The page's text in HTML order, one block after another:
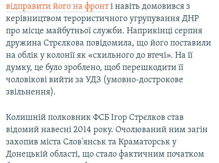
відправити його на фронті навіть домовився з
керівництвом терористичного угрупування ДНР
про місце майбутньої служби. Наприкінці серпня
дружина Стрєлкова повідомила, що його поставили
на облік у колонії як «схильного до втечі». На її
думку, це було зроблено, щоб перешкодити її
чоловікові вийти за УДЗ (умовно-дострокове
звільнення).
Колишній полковник ФСБ Ігор Стрєлков став
відомий навесні 2014 року. Очолюваний ним загін
захопив міста Слов'янськ та Краматорськ у
Донецькій області, що стало фактичним початком